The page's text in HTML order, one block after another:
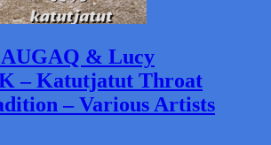
& Lucy
– Katutjatut Throat
– Various Artists